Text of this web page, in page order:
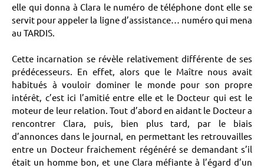
elle qui donna à Clara le numéro de téléphone dont elle se
servit pour appeler la ligne d’assistance… numéro qui mena
au TARDIS.
Cette incarnation se révèle relativement différente de ses
prédécesseurs. En effet, alors que le Maître nous avait
habitués à vouloir dominer le monde pour son propre
intérêt, c’est ici l’amitié entre elle et le Docteur qui est le
moteur de leur relation. Tout d’abord en aidant le Docteur a
rencontrer Clara, puis, bien plus tard, par le biais
d’annonces dans le journal, en permettant les retrouvailles
entre un Docteur fraichement régénéré se demandant s’il
était un homme bon, et une Clara méfiante à l’égard d’un